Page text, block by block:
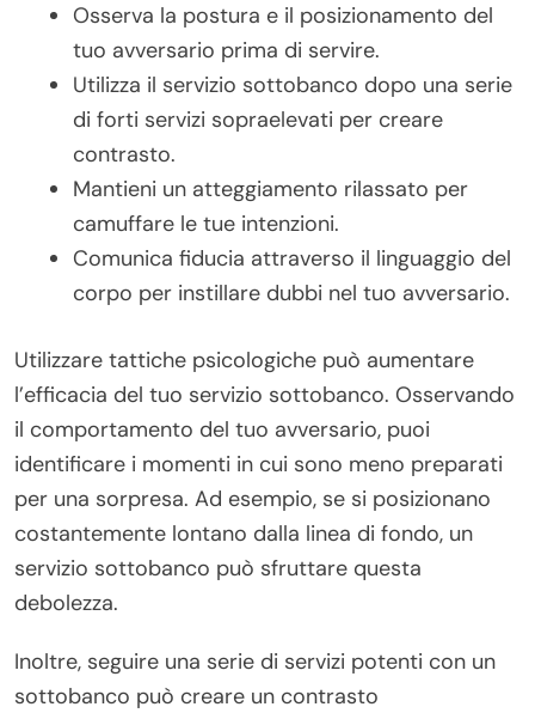
Osserva la postura e il posizionamento del
tuo avversario prima di servire.
Utilizza il servizio sottobanco dopo una serie
di forti servizi sopraelevati per creare
contrasto.
Mantieni un atteggiamento rilassato per
camuffare le tue intenzioni.
Comunica fiducia attraverso il linguaggio del
corpo per instillare dubbi nel tuo avversario.
Utilizzare tattiche psicologiche può aumentare
l’efficacia del tuo servizio sottobanco. Osservando
il comportamento del tuo avversario, puoi
identificare i momenti in cui sono meno preparati
per una sorpresa. Ad esempio, se si posizionano
costantemente lontano dalla linea di fondo, un
servizio sottobanco può sfruttare questa
debolezza.
Inoltre, seguire una serie di servizi potenti con un
sottobanco può creare un contrasto